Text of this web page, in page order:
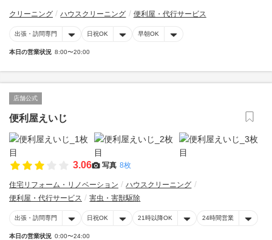
クリーニング ハウスクリーニング 便利屋・代行サービス
出張・訪問専門 日祝OK 早朝OK
本日の営業状況 8:00〜20:00
店舗公式
便利屋えいじ
3.06 写真 8枚
住宅リフォーム・リノベーション
ハウスクリーニング
便利屋・代行サービス
害虫・害獣駆除
出張・訪問専門 日祝OK 21時以降OK 24時間営業
本日の営業状況 0:00〜24:00